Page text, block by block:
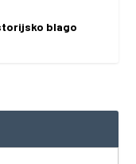
blago